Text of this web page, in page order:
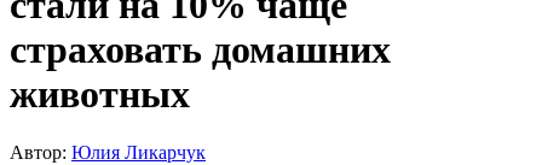
страховать домашних
животных
Автор: Юлия Ликарчук